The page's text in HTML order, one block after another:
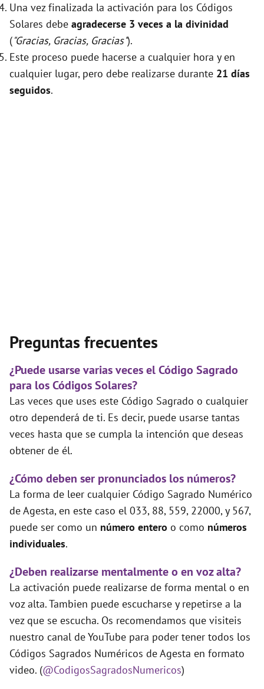
Una vez finalizada la activación para los Códigos
Solares debe agradecerse 3 veces a la divinidad
("Gracias, Gracias, Gracias").
Este proceso puede hacerse a cualquier hora y en
cualquier lugar, pero debe realizarse durante 21 días
seguidos.
Preguntas frecuentes
¿Puede usarse varias veces el Código Sagrado
para los Códigos Solares?
Las veces que uses este Código Sagrado o cualquier
otro dependerá de ti. Es decir, puede usarse tantas
veces hasta que se cumpla la intención que deseas
obtener de él.
¿Cómo deben ser pronunciados los números?
La forma de leer cualquier Código Sagrado Numérico
de Agesta, en este caso el 033, 88, 559, 22000, y 567,
puede ser como un número entero o como números
individuales.
¿Deben realizarse mentalmente o en voz alta?
La activación puede realizarse de forma mental o en
voz alta. Tambien puede escucharse y repetirse a la
vez que se escucha. Os recomendamos que visiteis
nuestro canal de YouTube para poder tener todos los
Códigos Sagrados Numéricos de Agesta en formato
video. (@CodigosSagradosNumericos)